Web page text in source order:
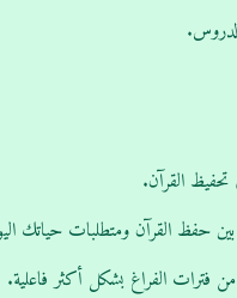
القرآن.
حفظ القرآن ومتطلبات حياتك
فترات الفراغ بشكل أكثر فاعلية.